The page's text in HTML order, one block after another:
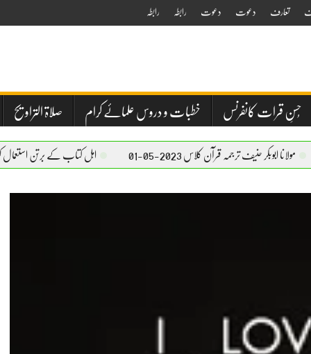
تعارف دعوت دعوت رابطہ رابطہ
حُسنِ قرات کانفرنس خطبات و دروس علمائے کرام صلاۃ التراویح
حنیف ترجمہ قرآن کلاس 2023-05-01 اہل کتاب کے برتن استعمال کرنے کا بیان –